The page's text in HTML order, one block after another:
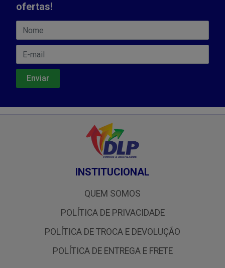
ofertas!
INSTITUCIONAL
QUEM SOMOS
POLÍTICA DE PRIVACIDADE
POLÍTICA DE TROCA E DEVOLUÇÃO
POLÍTICA DE ENTREGA E FRETE